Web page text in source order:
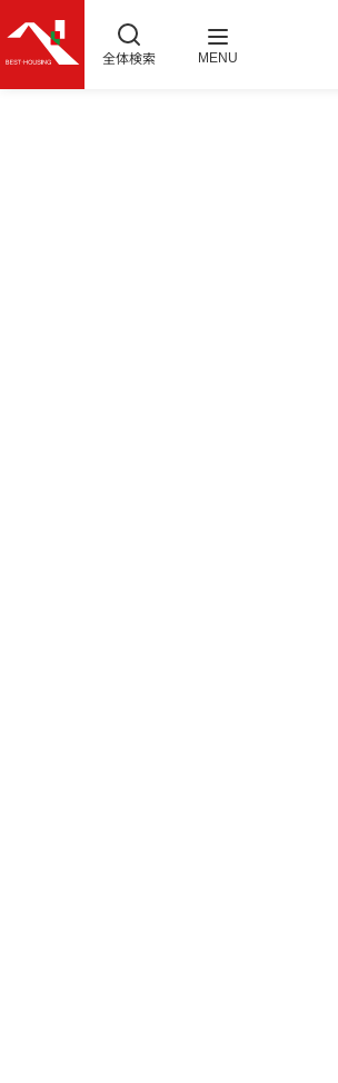
全体検索 MENU